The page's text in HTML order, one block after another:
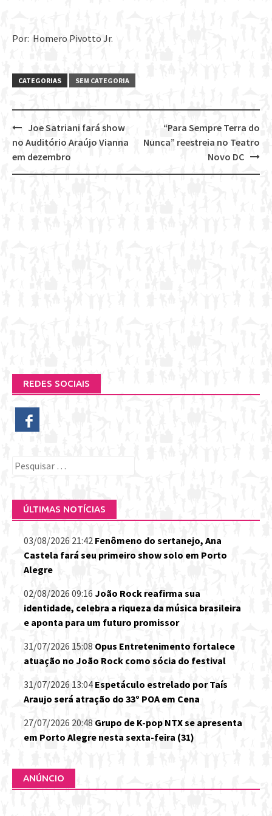
Por: Homero Pivotto Jr.
CATEGORIAS SEM CATEGORIA
Post
navigation
“Para Sempre Terra do
Nunca” reestreia no Teatro
Novo DC
Joe Satriani fará show
no Auditório Araújo Vianna
em dezembro
REDES SOCIAIS
Pesquisar
ÚLTIMAS NOTÍCIAS
03/08/2026 21:42 Fenômeno do sertanejo, Ana
Castela fará seu primeiro show solo em Porto
Alegre
02/08/2026 09:16 João Rock reafirma sua
identidade, celebra a riqueza da música brasileira
e aponta para um futuro promissor
31/07/2026 15:08 Opus Entretenimento fortalece
atuação no João Rock como sócia do festival
31/07/2026 13:04 Espetáculo estrelado por Taís
Araujo será atração do 33º POA em Cena
27/07/2026 20:48 Grupo de K-pop NTX se apresenta
em Porto Alegre nesta sexta-feira (31)
ANÚNCIO